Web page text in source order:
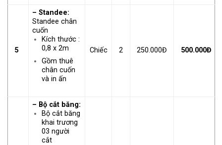
5
– Standee:
Standee chân
cuốn
Kích thước :
0,8 x 2m
Gồm thuê
chân cuốn
và in ấn
Chiếc 2 250.000Đ 500.000Đ
– Bộ cắt băng:
Bộ cắt băng
khai trương
03 người
cắt